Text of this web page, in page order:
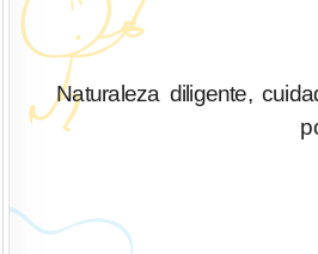
Naturaleza diligente,